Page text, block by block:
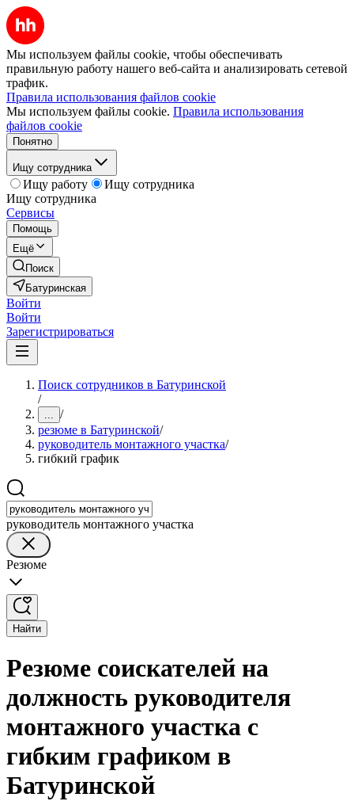
Мы используем файлы cookie, чтобы обеспечивать
правильную работу нашего веб-сайта и анализировать сетевой
трафик.
Правила использования файлов cookie
Мы используем файлы cookie. Правила использования
файлов cookie
Понятно
Ищу сотрудника
Ищу работу
Ищу сотрудника
Ищу сотрудника
Сервисы
Помощь
Ещё
Поиск
Батуринская
Войти
Войти
Зарегистрироваться
Поиск сотрудников в Батуринской
/
... /
резюме в Батуринской/
руководитель монтажного участка/
гибкий график
руководитель монтажного участка
Резюме
Найти
Резюме соискателей на
должность руководителя
монтажного участка с
гибким графиком в
Батуринской